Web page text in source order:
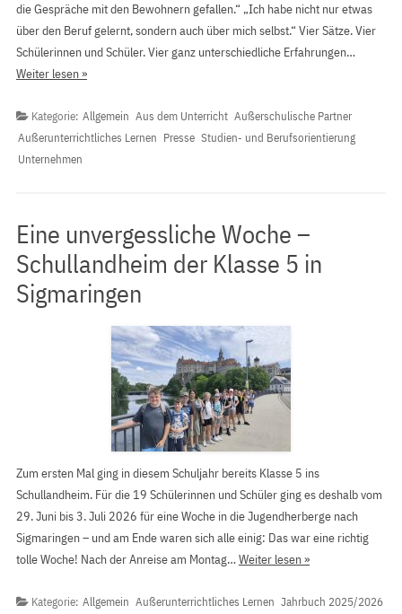
die Gespräche mit den Bewohnern gefallen.“ „Ich habe nicht nur etwas
über den Beruf gelernt, sondern auch über mich selbst.“ Vier Sätze. Vier
Schülerinnen und Schüler. Vier ganz unterschiedliche Erfahrungen…
Weiter lesen »
Kategorie: Allgemein Aus dem Unterricht Außerschulische Partner
Außerunterrichtliches Lernen Presse Studien- und Berufsorientierung
Unternehmen
Eine unvergessliche Woche –
Schullandheim der Klasse 5 in
Sigmaringen
Zum ersten Mal ging in diesem Schuljahr bereits Klasse 5 ins
Schullandheim. Für die 19 Schülerinnen und Schüler ging es deshalb vom
29. Juni bis 3. Juli 2026 für eine Woche in die Jugendherberge nach
Sigmaringen – und am Ende waren sich alle einig: Das war eine richtig
tolle Woche! Nach der Anreise am Montag…Weiter lesen »
Kategorie: Allgemein Außerunterrichtliches Lernen Jahrbuch 2025/2026